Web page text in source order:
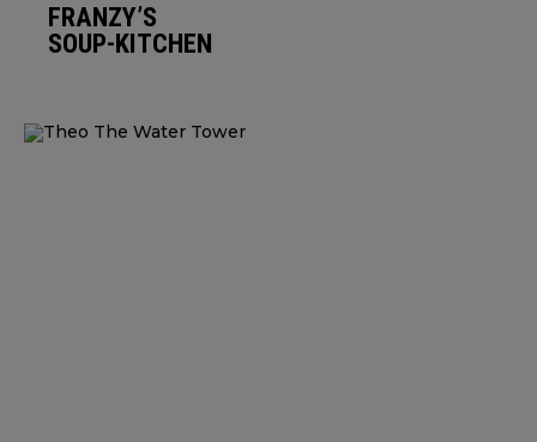
FRANZY’S
SOUP-KITCHEN